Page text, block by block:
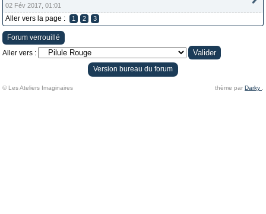
02 Fév 2017, 01:01
Aller vers la page : 1 2 3
Forum verrouillé
Aller vers :
Version bureau du forum
© Les Ateliers Imaginaires thème par Darky